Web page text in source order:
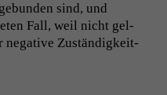
sind, und
Fall, weil nicht gel­
neg­a­tive Zuständigkeit­